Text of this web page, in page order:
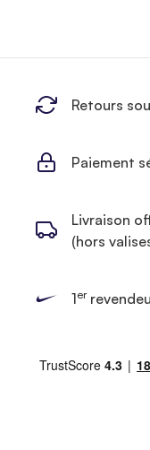
Retours
Paiement
Livraison
(hors
1er